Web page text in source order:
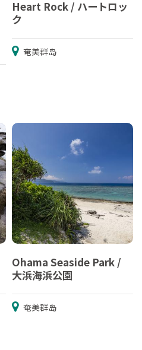
Heart Rock / ハートロッ
ク
奄美群岛
Ohama Seaside Park /
大浜海浜公園
奄美群岛